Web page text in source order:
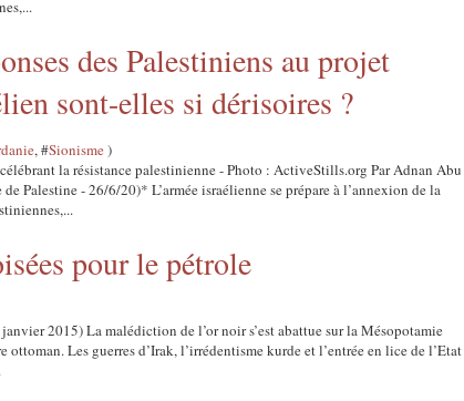
des Palestiniens au projet
sont-elles si dérisoires ?
, #Sionisme)
la résistance palestinienne - Photo : ActiveStills.org Par Adnan Abu
Palestine - 26/6/20)* L’armée israélienne se prépare à l’annexion de la
pour le pétrole
2015) La malédiction de l’or noir s’est abattue sur la Mésopotamie
ottoman. Les guerres d’Irak, l’irrédentisme kurde et l’entrée en lice de l’Etat